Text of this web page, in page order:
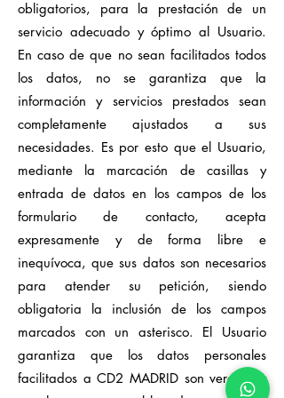
obligatorios, para la prestación de un
servicio adecuado y óptimo al Usuario.
En caso de que no sean facilitados todos
los datos, no se garantiza que la
información y servicios prestados sean
completamente ajustados a sus
necesidades. Es por esto que el Usuario,
mediante la marcación de casillas y
entrada de datos en los campos de los
formulario de contacto, acepta
expresamente y de forma libre e
inequívoca, que sus datos son necesarios
para atender su petición, siendo
obligatoria la inclusión de los campos
marcados con un asterisco. El Usuario
garantiza que los datos personales
facilitados a CD2 MADRID son veraces y